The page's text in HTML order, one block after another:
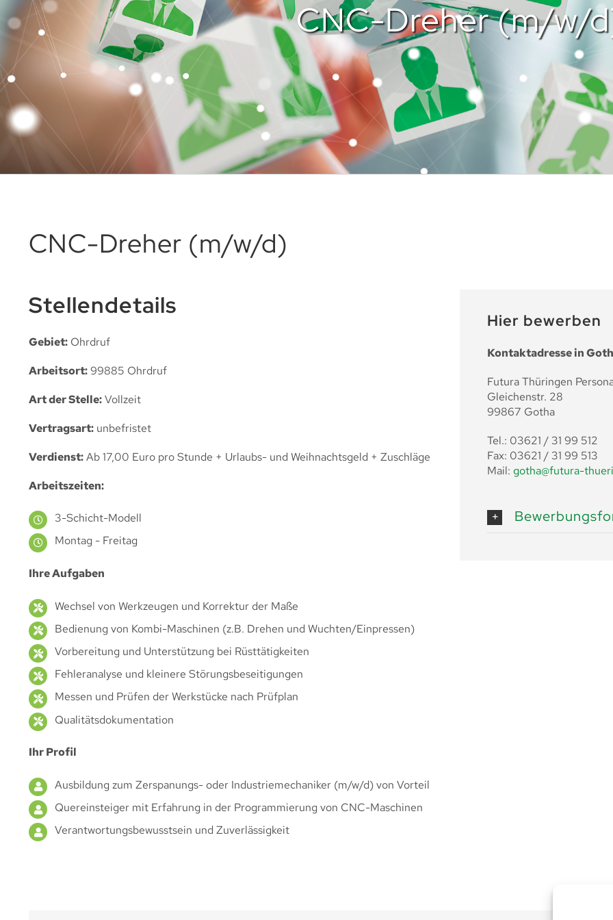
CNC-Dreher (m/w/
CNC-Dreher (m/w/d)
Stellendetails
Gebiet: Ohrdruf
Arbeitsort:99885 Ohrdruf
Art der Stelle:Vollzeit
Vertragsart: unbefristet
Verdienst:Ab 17,00 Euro pro Stunde + Urlaubs- und Weihnachtsgeld + Zuschläge
Arbeitszeiten:
3-Schicht-Modell
Montag - Freitag
Ihre Aufgaben
Wechsel von Werkzeugen und Korrektur der Maße
Bedienung von Kombi-Maschinen (z.B. Drehen und Wuchten/Einpressen)
Vorbereitung und Unterstützung bei Rüsttätigkeiten
Fehleranalyse und kleinere Störungsbeseitigungen
Messen und Prüfen der Werkstücke nach Prüfplan
Qualitätsdokumentation
Ihr Profil
Ausbildung zum Zerspanungs- oder Industriemechaniker (m/w/d) von Vorteil
Quereinsteiger mit Erfahrung in der Programmierung von CNC-Maschinen
Verantwortungsbewusstsein und Zuverlässigkeit
Hier bewerben
Kontaktadresse in
Futura Thüringen
Gleichenstr. 28
99867 Gotha
Tel.: 03621 / 31 99 512
Fax: 03621 / 31 99 513
Mail: gotha@futura-